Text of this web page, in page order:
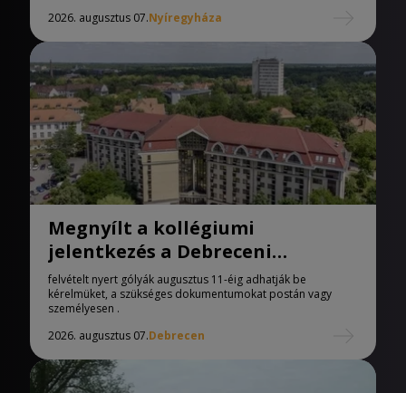
2026. augusztus 07.Nyíregyháza
Megnyílt a kollégiumi
jelentkezés a Debreceni
Egyetemen
felvételt nyert gólyák augusztus 11-éig adhatják be
kérelmüket, a szükséges dokumentumokat postán vagy
személyesen .
2026. augusztus 07.Debrecen